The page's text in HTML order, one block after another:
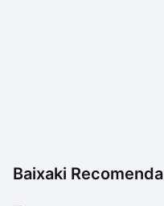
Baixaki Recomenda